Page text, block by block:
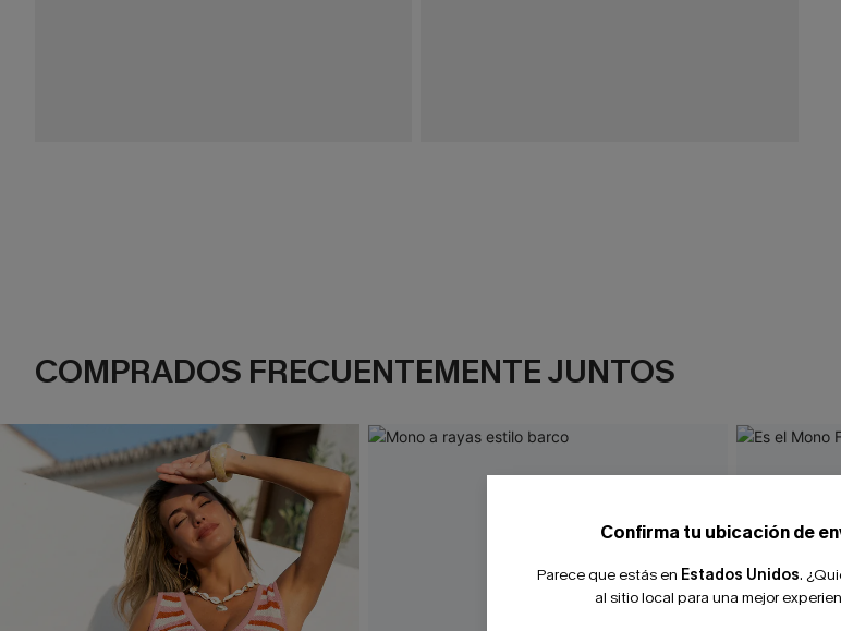
COMPRADOS FRECUENTEMENTE JUNTOS
Confirma tu ubicación de
Parece que estás en Estados Unidos.
al sitio local para una mejor
-10%